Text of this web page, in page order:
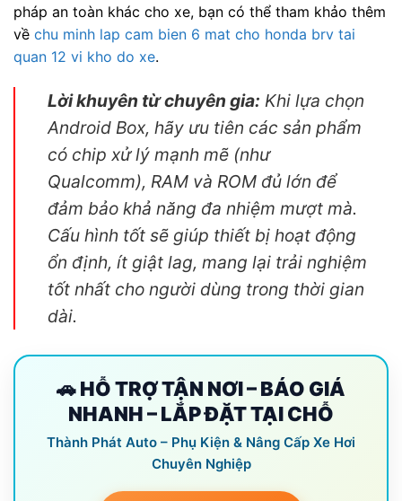
pháp an toàn khác cho xe, bạn có thể tham khảo thêm
về chu minh lap cam bien 6 mat cho honda brv tai
quan 12 vi kho do xe.
Lời khuyên từ chuyên gia: Khi lựa chọn
Android Box, hãy ưu tiên các sản phẩm
có chip xử lý mạnh mẽ (như
Qualcomm), RAM và ROM đủ lớn để
đảm bảo khả năng đa nhiệm mượt mà.
Cấu hình tốt sẽ giúp thiết bị hoạt động
ổn định, ít giật lag, mang lại trải nghiệm
tốt nhất cho người dùng trong thời gian
dài.
🚗 HỖ TRỢ TẬN NƠI – BÁO GIÁ
NHANH – LẮP ĐẶT TẠI CHỖ
Thành Phát Auto – Phụ Kiện & Nâng Cấp Xe Hơi
Chuyên Nghiệp